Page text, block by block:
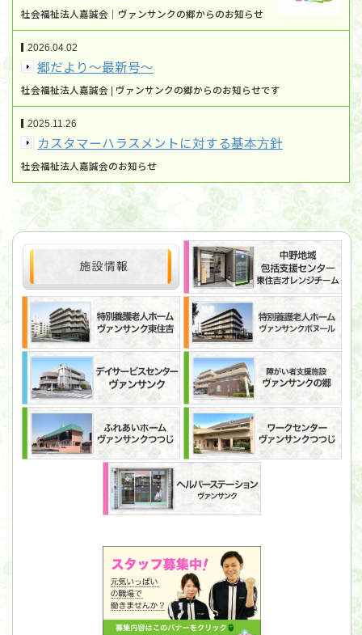
社会福祉法人嘉誠会｜ヴァンサンクの郷からのお知らせ
2026.04.02
郷だより～最新号～
社会福祉法人嘉誠会 | ヴァンサンクの郷からのお知らせです
2025.11.26
カスタマーハラスメントに対する基本方針
社会福祉法人嘉誠会のお知らせ